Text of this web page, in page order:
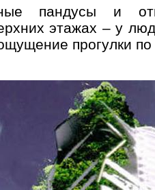
пандусы и
этажах – у
прогулки по